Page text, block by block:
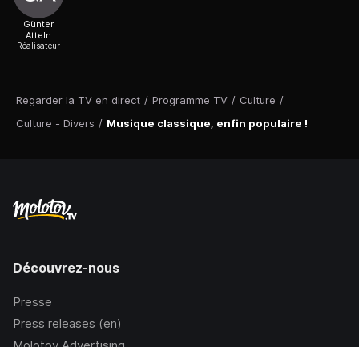
Regarder la TV en direct / Programme TV / Culture /
Culture - Divers / Musique classique, enfin populaire !
Günter
Atteln
Réalisateur
Découvrez-nous
Presse
Press releases (en)